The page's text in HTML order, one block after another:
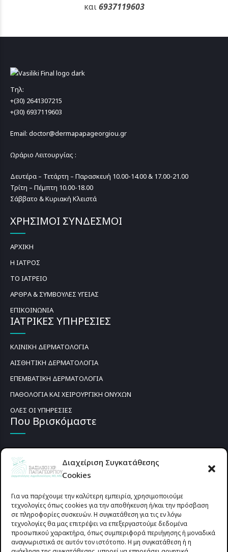
Διαχείριση Συγκατάθεσης
Cookies
Για να παρέχουμε την καλύτερη εμπειρία, χρησιμοποιούμε
τεχνολογίες όπως cookies για την αποθήκευση ή/και την πρόσβαση
σε πληροφορίες συσκευών. Η συγκατάθεση για τις εν λόγω
τεχνολογίες θα μας επιτρέψει να επεξεργαστούμε δεδομένα
προσωπικού χαρακτήρα, όπως συμπεριφορά περιήγησης ή μοναδικά
αναγνωριστικά σε αυτόν τον ιστότοπο. Η μη συγκατάθεση ή η
και6937119603
Τηλ:
+(30) 2641307215
+(30) 6937119603
Email: doctor@dermapapageorgiou.gr
Ωράριο Λειτουργίας :
Δευτέρα – Τετάρτη – Παρασκευή 10.00-14.00 & 17.00-21.00
Τρίτη – Πέμπτη 10.00-18.00
Σάββατο & Κυριακή Κλειστά
ΧΡΗΣΙΜΟΙ ΣΥΝΔΕΣΜΟΙ
ΑΡΧΙΚΗ
Η ΙΑΤΡΟΣ
ΤΟ ΙΑΤΡΕΙΟ
ΑΡΘΡΑ & ΣΥΜΒΟΥΛΕΣ ΥΓΕΙΑΣ
ΕΠΙΚΟΙΝΩΝΙΑ
ΙΑΤΡΙΚΕΣ ΥΠΗΡΕΣΙΕΣ
ΚΛΙΝΙΚΗ ΔΕΡΜΑΤΟΛΟΓΙΑ
ΑΙΣΘΗΤΙΚΗ ΔΕΡΜΑΤΟΛΟΓΙΑ
ΕΠΕΜΒΑΤΙΚΗ ΔΕΡΜΑΤΟΛΟΓΙΑ
ΠΑΘΟΛΟΓΙΑ ΚΑΙ ΧΕΙΡΟΥΡΓΙΚΗ ΟΝΥΧΩΝ
ΟΛΕΣ ΟΙ ΥΠΗΡΕΣΙΕΣ
Που Βρισκόμαστε